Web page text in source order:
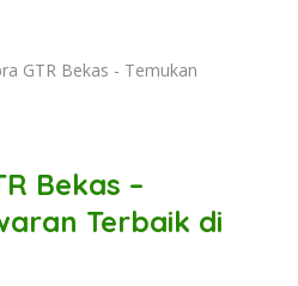
GTR Bekas - Temukan
Bekas –
Terbaik di